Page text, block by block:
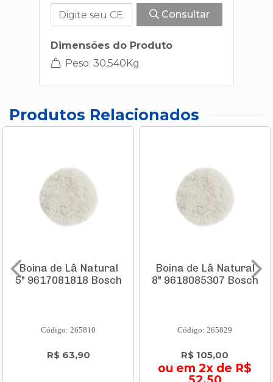
Consultar
Dimensões do Produto
Peso: 30,540Kg
Produtos Relacionados
Boina de Lâ Natural
5" 9617081818 Bosch
Código: 265810
R$ 63,90
Boina de Lâ Natural
8" 9618085307 Bosch
Código: 265829
R$ 105,00
ou em 2x de R$